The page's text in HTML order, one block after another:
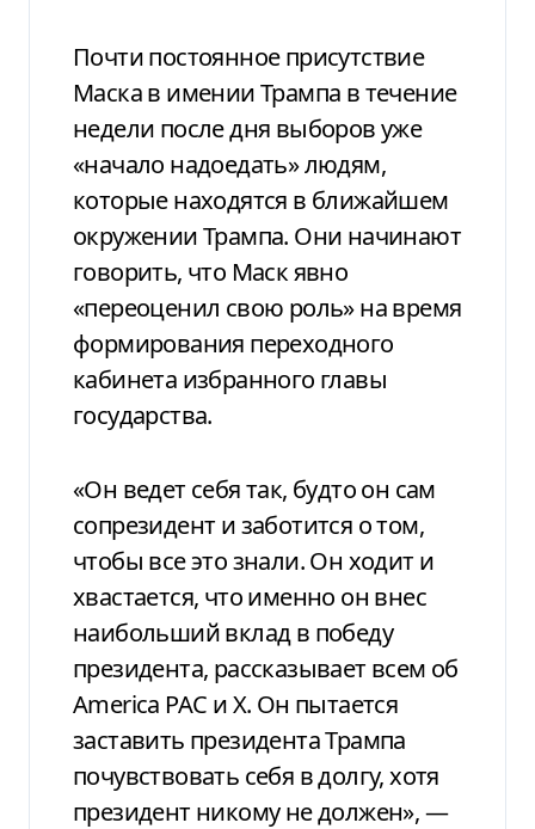
Почти постоянное присутствие
Маска в имении Трампа в течение
недели после дня выборов уже
«начало надоедать» людям,
которые находятся в ближайшем
окружении Трампа. Они начинают
говорить, что Маск явно
«переоценил свою роль» на время
формирования переходного
кабинета избранного главы
государства.
«Он ведет себя так, будто он сам
сопрезидент и заботится о том,
чтобы все это знали. Он ходит и
хвастается, что именно он внес
наибольший вклад в победу
президента, рассказывает всем об
America PAC и X. Он пытается
заставить президента Трампа
почувствовать себя в долгу, хотя
президент никому не должен», —